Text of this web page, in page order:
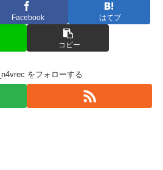
Facebook はてブ
コピー
をフォローする